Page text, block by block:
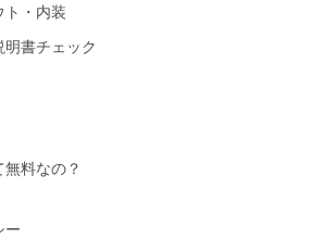
ト・内装
書チェック
料なの？
ー